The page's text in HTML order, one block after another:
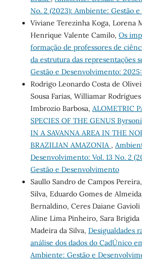
No. 2 (2023): Ambiente: Gestão
Viviane Terezinha Koga, Lorena
Henrique Valente Camilo, Os
formação de professores de
da estrutura das representações
Gestão e Desenvolvimento:
Rodrigo Leonardo Costa de
Sousa Farias, Williamar
Imbrozio Barbosa, ALOMETRIC
SPECIES OF THE GENUS
IN A SAVANNA AREA IN THE
BRAZILIAN AMAZONIA ,
Desenvolvimento: Vol. 13 No. 2
Gestão e Desenvolvimento
Saullo Sandro de Campos
Silva, Eduardo Gomes de
Bernaldino, Ceres Daiane Gavioli
Aline Lima Pinheiro, Sara Brigida
Madeira da Silva, Desigualdades
análise dos dados do CadÚnico
Ambiente: Gestão e